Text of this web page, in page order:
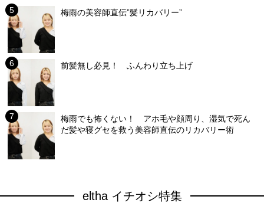
梅雨の美容師直伝”髪リカバリー”
前髪無し必見！ ふんわり立ち上げ
梅雨でも怖くない！ アホ毛や顔周り、湿気で死ん
だ髪や寝グセを救う美容師直伝のリカバリー術
eltha イチオシ特集